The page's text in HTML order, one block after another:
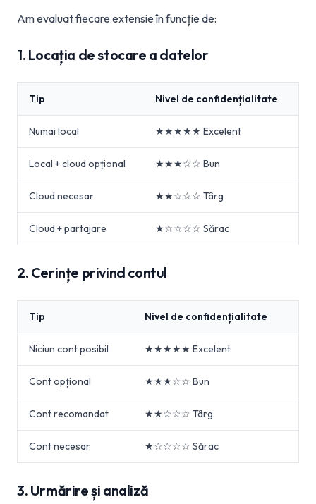
Am evaluat fiecare extensie în funcție de:
1. Locația de stocare a datelor
Tip Nivel de confidențialitate
Numai local ★★★★★ Excelent
Local + cloud opțional ★★★☆☆ Bun
Cloud necesar ★★☆☆☆ Târg
Cloud + partajare ★☆☆☆☆ Sărac
2. Cerințe privind contul
Tip Nivel de confidențialitate
Niciun cont posibil ★★★★★ Excelent
Cont opțional ★★★☆☆ Bun
Cont recomandat ★★☆☆☆ Târg
Cont necesar ★☆☆☆☆ Sărac
3. Urmărire și analiză